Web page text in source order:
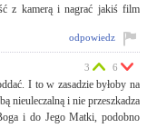
z kamerą i nagrać jakiś film
odpowiedz
I to w zasadzie byłoby na
nieuleczalną i nie przeszkadza
i do Jego Matki, podobno
3 6